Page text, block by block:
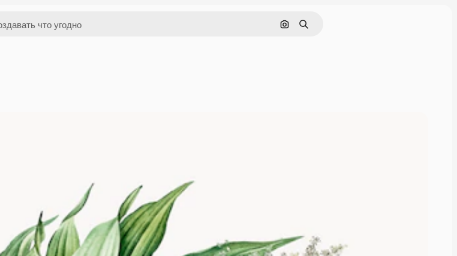
Поиск по изображению
Поиск